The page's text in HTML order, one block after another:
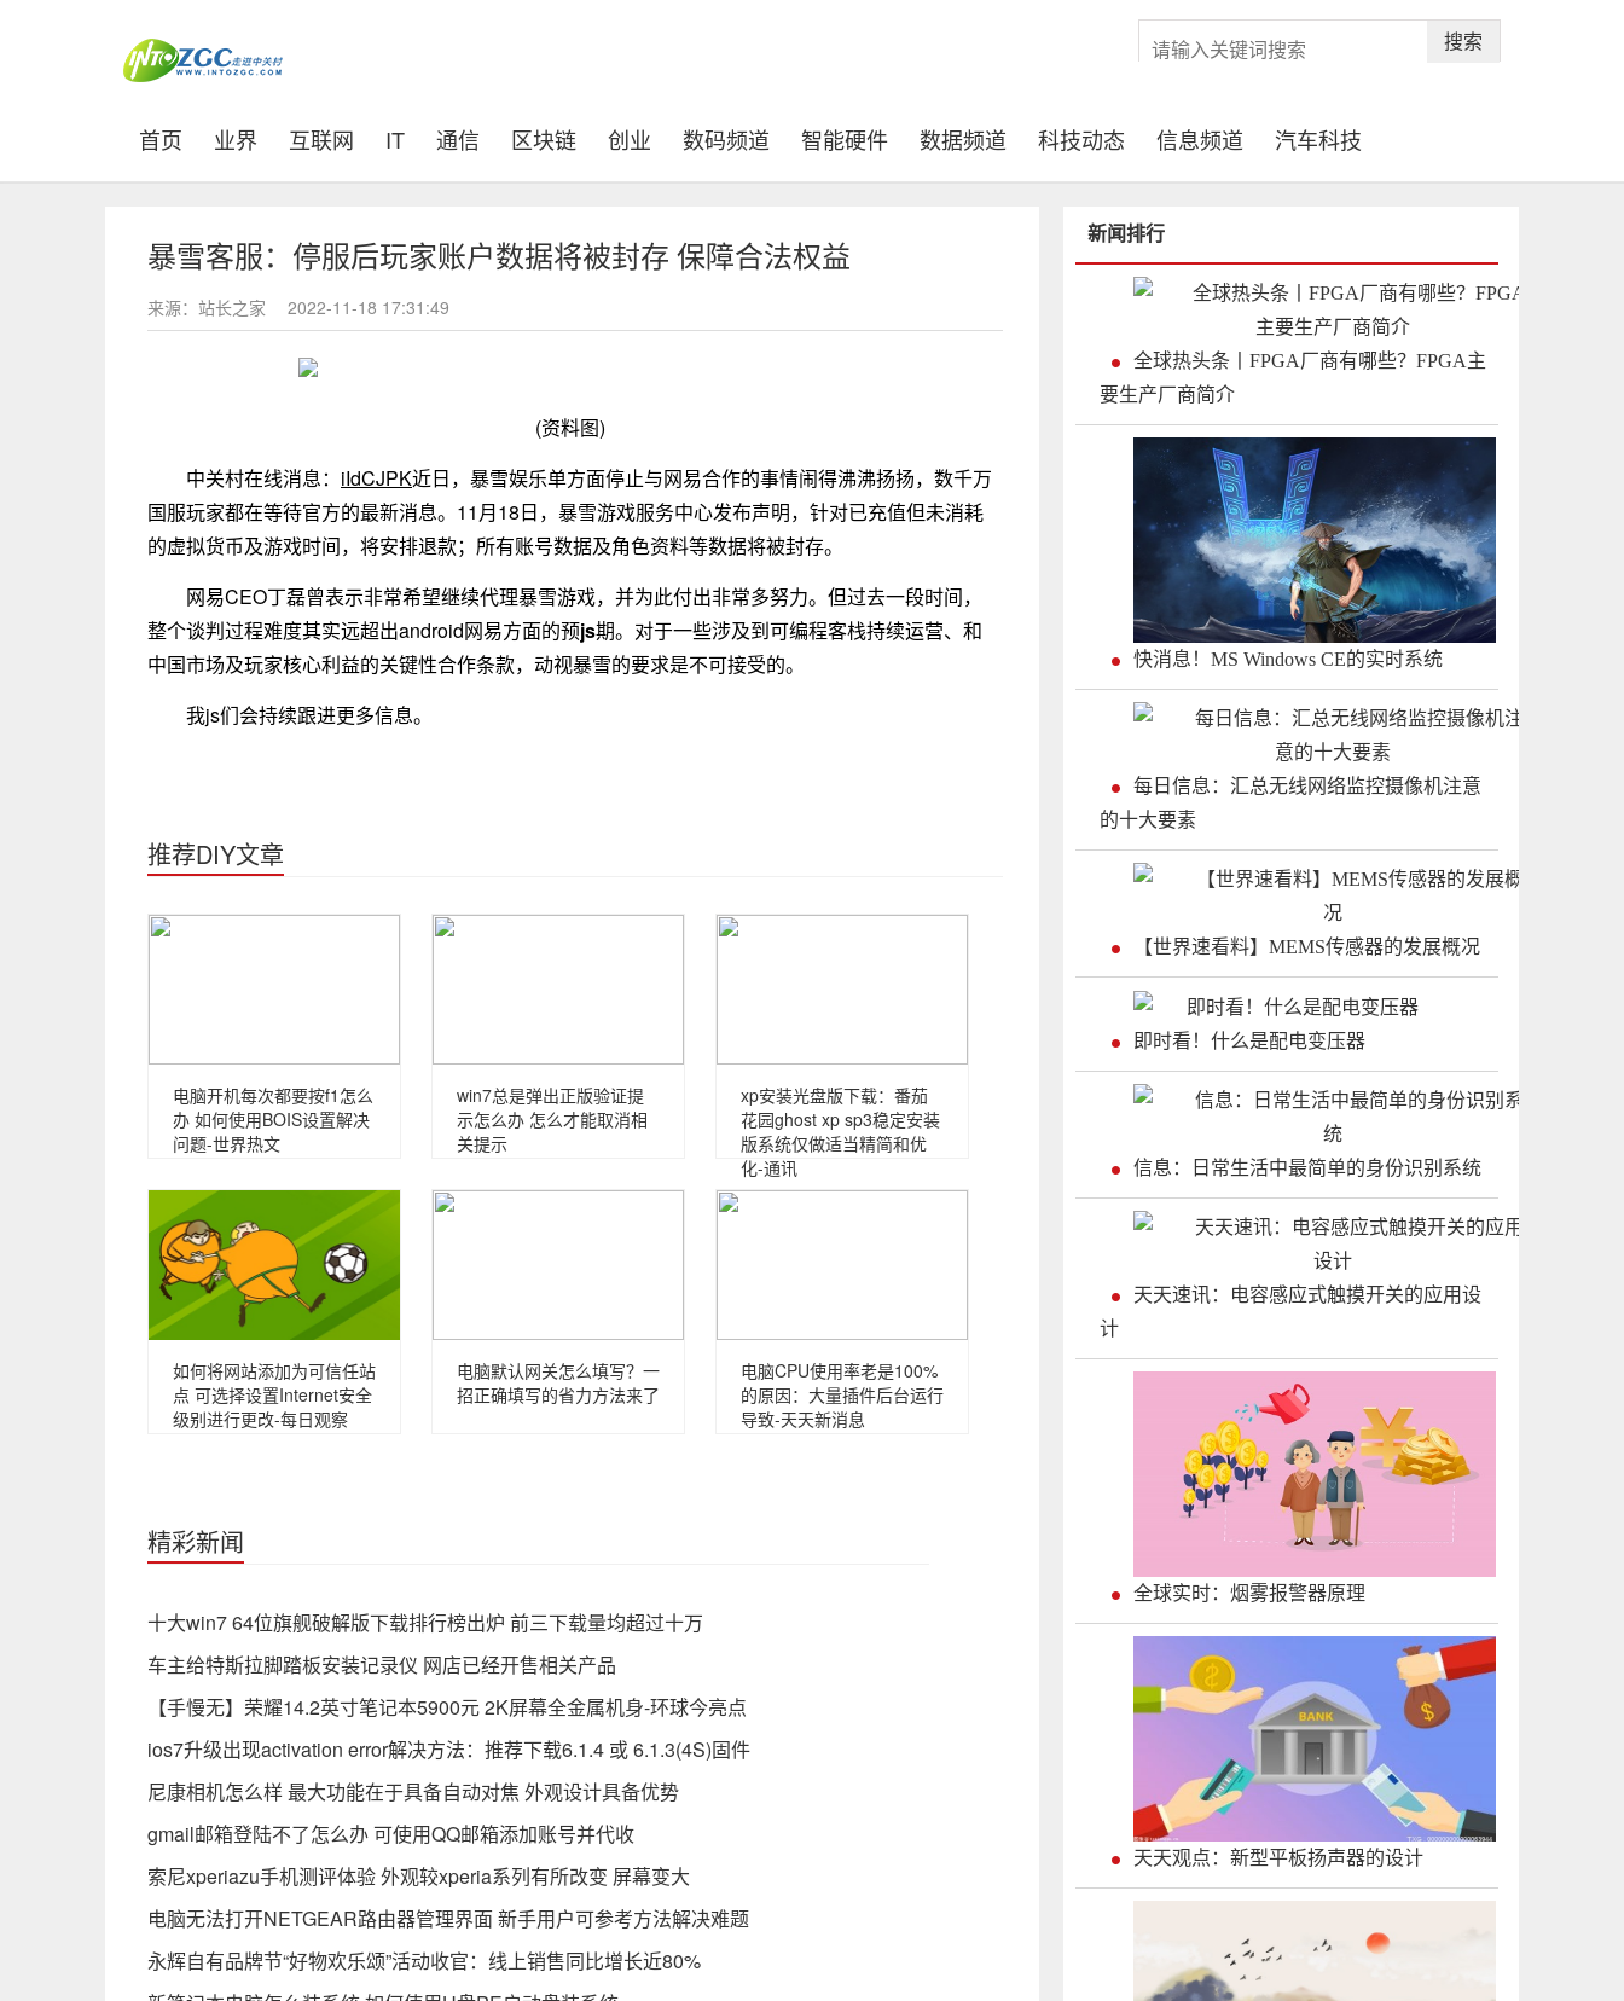
搜索
首页 (current)
业界 互联网 IT 通信 区块链 创业 数码频道 智能硬件 数据频道 科技动态 信息频道 汽车科技
暴雪客服：停服后玩家账户数据将被封存 保障合法权益
来源：站长之家 2022-11-18 17:31:49
(资料图)
中关村在线消息： iIdCJPK近日，暴雪娱乐单方面停止与网易合作的事情闹得沸沸扬扬，数千万
国服玩家都在等待官方的最新消息。11月18日，暴雪游戏服务中心发布声明，针对已充值但未消耗
的虚拟货币及游戏时间，将安排退款；所有账号数据及角色资料等数据将被封存。
网易CEO丁磊曾表示非常希望继续代理暴雪游戏，并为此付出非常多努力。但过去一段时间，
整个谈判过程难度其实远超出android网易方面的预js期。对于一些涉及到可编程客栈持续运营、和
中国市场及玩家核心利益的关键性合作条款，动视暴雪的要求是不可接受的。
我js们会持续跟进更多信息。
推荐DIY文章
电脑开机每次都要按f1怎么
办 如何使用BOIS设置解决
问题-世界热文
win7总是弹出正版验证提
示怎么办 怎么才能取消相
关提示
xp安装光盘版下载：番茄
花园ghost xp sp3稳定安装
版系统仅做适当精简和优
化-通讯
如何将网站添加为可信任站
点 可选择设置Internet安全
级别进行更改-每日观察
电脑默认网关怎么填写？一
招正确填写的省力方法来了
电脑CPU使用率老是100%
的原因：大量插件后台运行
导致-天天新消息
精彩新闻
十大win7 64位旗舰破解版下载排行榜出炉 前三下载量均超过十万
车主给特斯拉脚踏板安装记录仪 网店已经开售相关产品
【手慢无】荣耀14.2英寸笔记本5900元 2K屏幕全金属机身-环球今亮点
ios7升级出现activation error解决方法：推荐下载6.1.4 或 6.1.3(4S)固件
尼康相机怎么样 最大功能在于具备自动对焦 外观设计具备优势
gmail邮箱登陆不了怎么办 可使用QQ邮箱添加账号并代收
索尼xperiazu手机测评体验 外观较xperia系列有所改变 屏幕变大
电脑无法打开NETGEAR路由器管理界面 新手用户可参考方法解决难题
永辉自有品牌节“好物欢乐颂”活动收官：线上销售同比增长近80%
新闻排行
全球热头条丨FPGA厂商有哪些？FPGA主
要生产厂商简介
快消息！MS Windows CE的实时系统
每日信息：汇总无线网络监控摄像机注意
的十大要素
【世界速看料】MEMS传感器的发展概况
即时看！什么是配电变压器
信息：日常生活中最简单的身份识别系统
天天速讯：电容感应式触摸开关的应用设
计
全球实时：烟雾报警器原理
天天观点：新型平板扬声器的设计